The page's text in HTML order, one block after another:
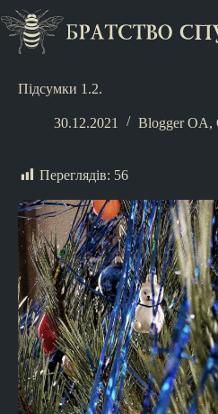
Підсумки 1.2.
30.12.2021 Blogger OA,
Переглядів: 56